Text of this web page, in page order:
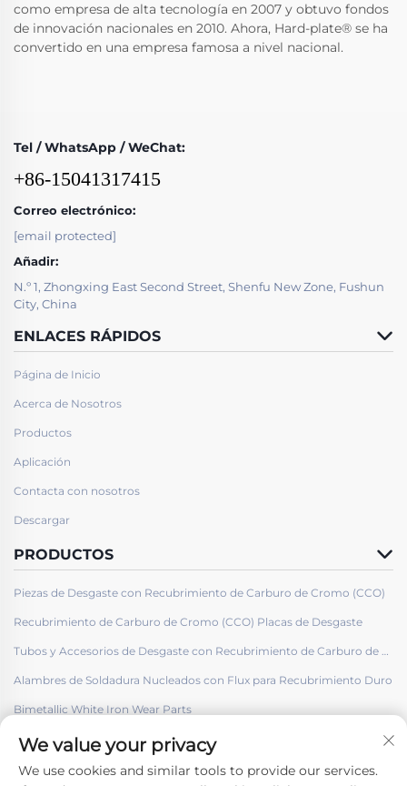
como empresa de alta tecnología en 2007 y obtuvo fondos
de innovación nacionales en 2010. Ahora, Hard-plate® se ha
convertido en una empresa famosa a nivel nacional.
Tel / WhatsApp / WeChat:
+86-15041317415
Correo electrónico:
[email protected]
Añadir:
N.º 1, Zhongxing East Second Street, Shenfu New Zone, Fushun
City, China
ENLACES RÁPIDOS
Página de Inicio
Acerca de Nosotros
Productos
Aplicación
Contacta con nosotros
Descargar
PRODUCTOS
Piezas de Desgaste con Recubrimiento de Carburo de Cromo (CCO)
Recubrimiento de Carburo de Cromo (CCO) Placas de Desgaste
Tubos y Accesorios de Desgaste con Recubrimiento de Carburo de Cromo (CCO)
Alambres de Soldadura Nucleados con Flux para Recubrimiento Duro
Bimetallic White Iron Wear Parts
We value your privacy
We use cookies and similar tools to provide our services.